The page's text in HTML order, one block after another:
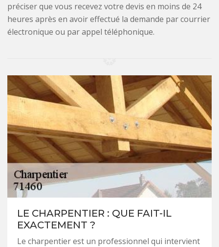
préciser que vous recevez votre devis en moins de 24
heures après en avoir effectué la demande par courrier
électronique ou par appel téléphonique.
LE CHARPENTIER : QUE FAIT-IL
EXACTEMENT ?
Le charpentier est un professionnel qui intervient